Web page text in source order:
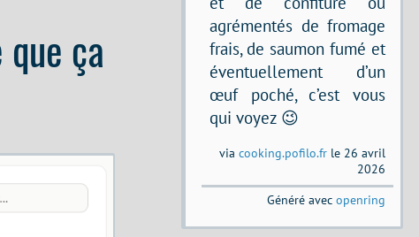
ça
agrémentés de fromage
frais, de saumon fumé et
éventuellement d’un
œuf poché, c’est vous
qui voyez 😉
viacooking.pofilo.fr le 26 avril
2026
Généré avecopenring